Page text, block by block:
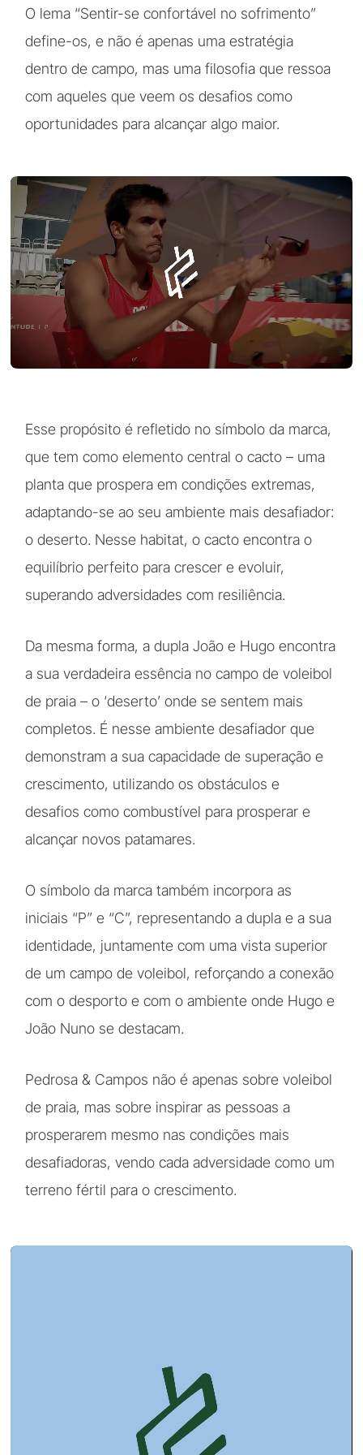
O lema “Sentir-se confortável no sofrimento”
define-os, e não é apenas uma estratégia
dentro de campo, mas uma filosofia que ressoa
com aqueles que veem os desafios como
oportunidades para alcançar algo maior.
Esse propósito é refletido no símbolo da marca,
que tem como elemento central o cacto – uma
planta que prospera em condições extremas,
adaptando-se ao seu ambiente mais desafiador:
o deserto. Nesse habitat, o cacto encontra o
equilíbrio perfeito para crescer e evoluir,
superando adversidades com resiliência.
Da mesma forma, a dupla João e Hugo encontra
a sua verdadeira essência no campo de voleibol
de praia – o ‘deserto’ onde se sentem mais
completos. É nesse ambiente desafiador que
demonstram a sua capacidade de superação e
crescimento, utilizando os obstáculos e
desafios como combustível para prosperar e
alcançar novos patamares.
O símbolo da marca também incorpora as
iniciais “P” e “C”, representando a dupla e a sua
identidade, juntamente com uma vista superior
de um campo de voleibol, reforçando a conexão
com o desporto e com o ambiente onde Hugo e
João Nuno se destacam.
Pedrosa & Campos não é apenas sobre voleibol
de praia, mas sobre inspirar as pessoas a
prosperarem mesmo nas condições mais
desafiadoras, vendo cada adversidade como um
terreno fértil para o crescimento.